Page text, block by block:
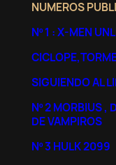
NUMEROS
Nº 1 : X-MEN
SIGUIENDO AL
Nº 2 MORBIUS ,
DE VAMPIROS
Nº 3 HULK 2099